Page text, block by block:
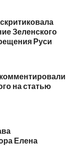
Зеленского
Руси
на статью
Елена